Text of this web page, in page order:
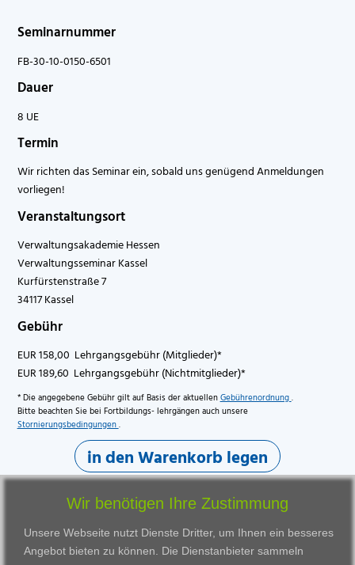
Seminarnummer
FB-30-10-0150-6501
Dauer
8 UE
Termin
Wir richten das Seminar ein, sobald uns genügend Anmeldungen
vorliegen!
Veranstaltungsort
Verwaltungsakademie Hessen
Verwaltungsseminar Kassel
Kurfürstenstraße 7
34117 Kassel
Gebühr
EUR 158,00 Lehrgangsgebühr (Mitglieder)*
EUR 189,60 Lehrgangsgebühr (Nichtmitglieder)*
* Die angegebene Gebühr gilt auf Basis der aktuellenGebührenordnung.
Bitte beachten Sie bei Fortbildungs- lehrgängen auch unsere
Stornierungsbedingungen.
in den Warenkorb legen
Wir benötigen Ihre Zustimmung
Unsere Webseite nutzt Dienste Dritter, um Ihnen ein besseres
Angebot bieten zu können. Die Dienstanbieter sammeln